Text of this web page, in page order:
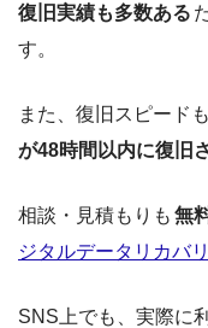
復旧実績も多数ある
す。
また、復旧スピード
が48時間以内に復旧
相談・見積もりも 無
ジタルデータリカバ
SNS上でも、実際に